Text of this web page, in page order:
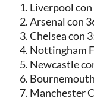
Liverpool con
Arsenal con
Chelsea con
Nottingham
Newcastle
Manchester